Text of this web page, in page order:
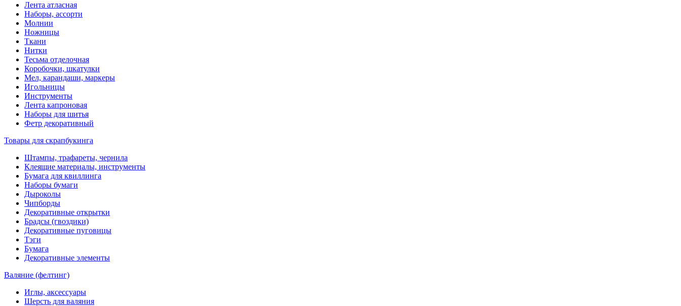
Лента атласная
Наборы, ассорти
Молнии
Ножницы
Ткани
Нитки
Тесьма отделочная
Коробочки, шкатулки
Мел, карандаши, маркеры
Игольницы
Инструменты
Лента капроновая
Наборы для шитья
Фетр декоративный
Товары для скрапбукинга
Штампы, трафареты, чернила
Клеящие материалы, инструменты
Бумага для квиллинга
Наборы бумаги
Дыроколы
Чипборды
Декоративные открытки
Брадсы (гвоздики)
Декоративные пуговицы
Тэги
Бумага
Декоративные элементы
Валяние (фелтинг)
Иглы, аксессуары
Шерсть для валяния